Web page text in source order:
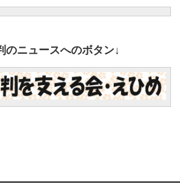
のニュースへのボタン↓